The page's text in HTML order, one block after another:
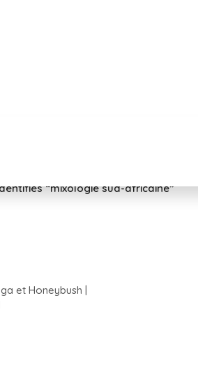
“mixologie sud-africaine”
et Honeybush |